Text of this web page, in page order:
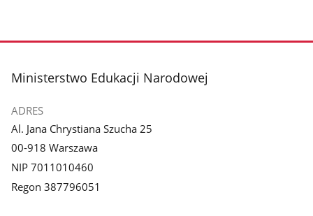
stopka
Ministerstwo Edukacji Narodowej
ADRES
Al. Jana Chrystiana Szucha 25
00-918 Warszawa
NIP 7011010460
Regon 387796051